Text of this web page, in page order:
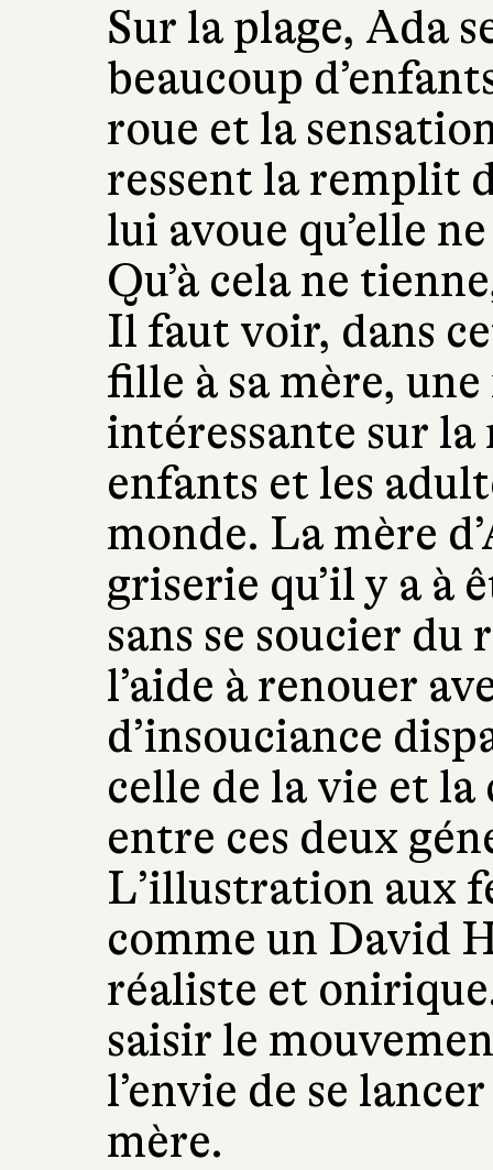
Sur la plage, Ada
beaucoup
roue et la
ressent la remplit
lui avoue qu’elle
Qu’à cela ne
Il faut voir, dans
fille à sa mère,
intéressante sur
enfants et les
monde. La mère
griserie qu’il y a à
sans se soucier du
l’aide à renouer
d’insouciance
celle de la vie et
entre ces deux
L’illustration aux
comme un David
réaliste et
saisir le
l’envie de se
mère.